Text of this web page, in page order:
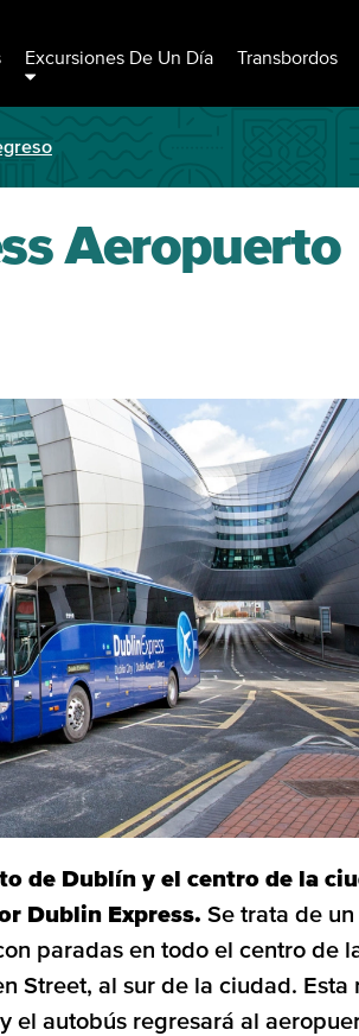
Excursiones De Un Día Transbordos
de Dublín y el centro de la
Dublin Express. Se trata de un
paradas en todo el centro de
Street, al sur de la ciudad. Esta
el autobús regresará al